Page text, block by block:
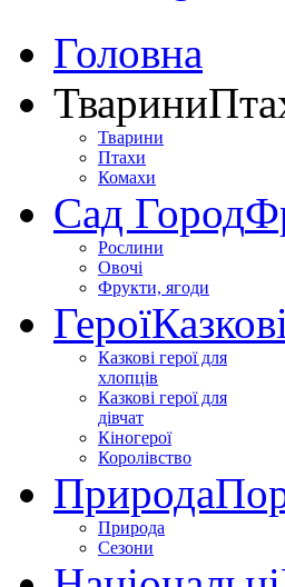
Головна
Тварини
Тварини
Птахи
Комахи
Сад Город
Рослини
Овочі
Фрукти, ягоди
Герої
Казкові герої для
хлопців
Казкові герої для
дівчат
Кіногерої
Королівство
Природа
Природа
Сезони